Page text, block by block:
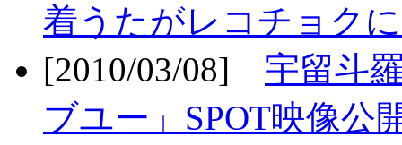
着うたがレコチョク
[2010/03/08] 宇留斗
ブユー」SPOT映像公